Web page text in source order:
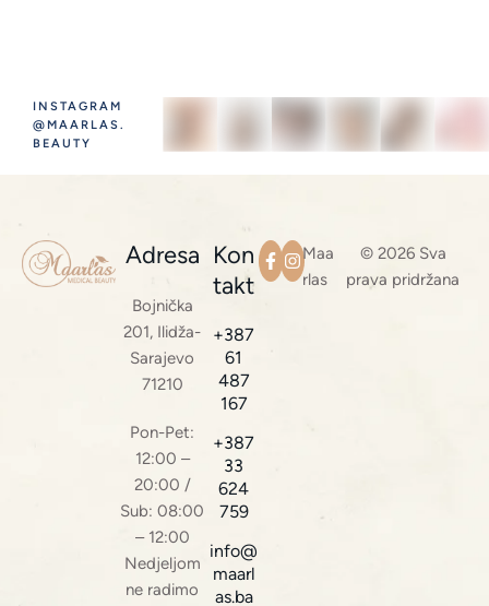
INSTAGRAM
@MAARLAS.
BEAUTY
Adresa
Bojnička
201, Ilidža-
Sarajevo
71210
Pon-Pet:
12:00 –
20:00 /
Sub: 08:00
– 12:00
Nedjeljom
ne radimo
Kon
takt
+387
61
487
167
+387
33
624
759
info@
maarl
as.ba
Maa
rlas
© 2026 Sva
prava pridržana